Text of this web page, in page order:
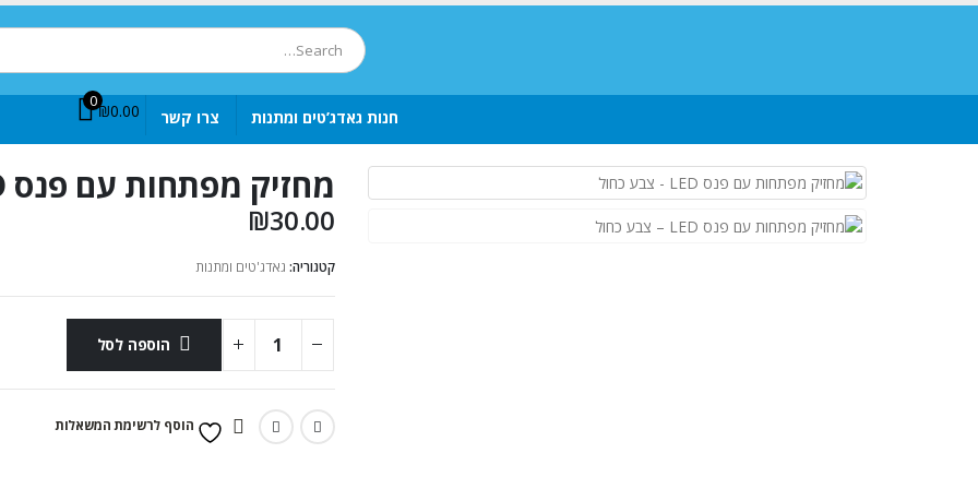
חנות גאדג’טים ומתנות צרו קשר ₪0.00
0
מחזיק מפתחות עם פנס LED – צבע כחול
₪30.00
קטגוריה: גאדג'טים ומתנות
הוספה לסל
הוסף לרשימת המשאלות